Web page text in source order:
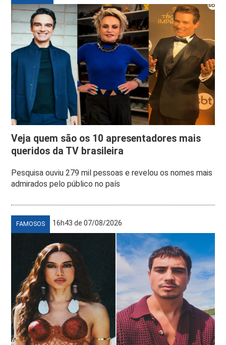
Veja quem são os 10 apresentadores mais
queridos da TV brasileira
Pesquisa ouviu 279 mil pessoas e revelou os nomes mais
admirados pelo público no país
FAMOSOS 16h43 de 07/08/2026